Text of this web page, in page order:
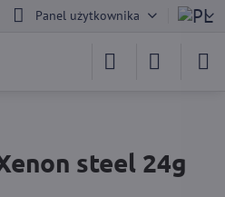
Panel użytkownika
steel 24g